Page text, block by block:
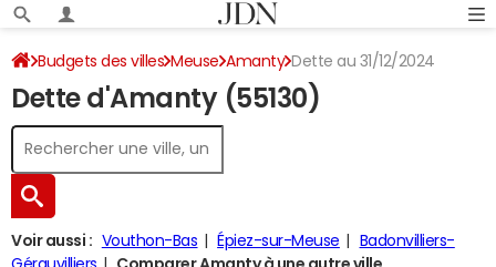
Budgets des villes Meuse Amanty Dette au 31/12/2024
Dette d'Amanty (55130)
Voir aussi : Vouthon-Bas Épiez-sur-Meuse
Badonvilliers-
Gérauvilliers
Comparer Amanty à une autre ville